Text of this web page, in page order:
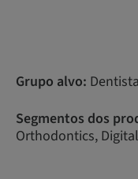
Grupo alvo:
Segmentos dos
Orthodontics,